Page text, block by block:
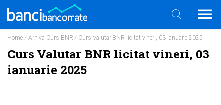
Home / Arhiva Curs BNR / Curs Valutar BNR licitat vineri, 03 ianuarie 2025
Curs Valutar BNR licitat vineri, 03
ianuarie 2025